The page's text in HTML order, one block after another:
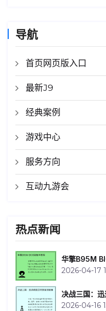
导航
首页网页版入口
最新J9
经典案例
游戏中心
服务方向
互动九游会
热点新闻
华擎B95M
2026-04-17
决战三国：
2026-04-16